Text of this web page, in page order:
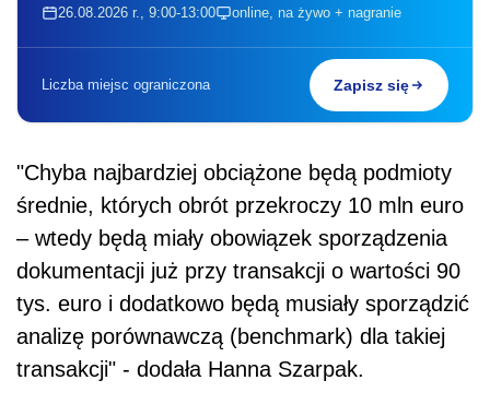
26.08.2026 r., 9:00-13:00 online, na żywo + nagranie
Liczba miejsc ograniczona Zapisz się
"Chyba najbardziej obciążone będą podmioty
średnie, których obrót przekroczy 10 mln euro
– wtedy będą miały obowiązek sporządzenia
dokumentacji już przy transakcji o wartości 90
tys. euro i dodatkowo będą musiały sporządzić
analizę porównawczą (benchmark) dla takiej
transakcji" - dodała Hanna Szarpak.